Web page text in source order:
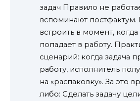
задач Правило не
вспоминают постфактум.
встроить в момент, когда
попадает в работу.
сценарий: когда задача
работу, исполнитель
на «распаковку». За это
либо: Сделать задачу